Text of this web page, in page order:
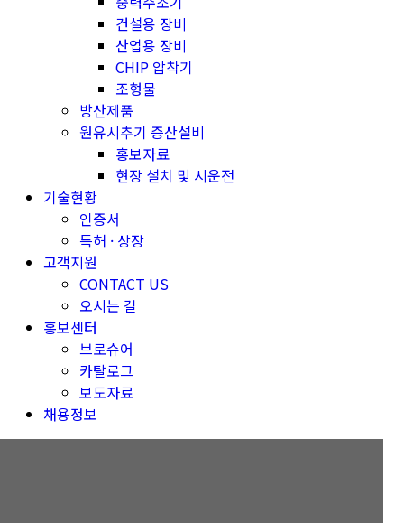
건설용 장비
산업용 장비
CHIP 압착기
조형물
방산제품
원유시추기 증산설비
홍보자료
현장 설치 및 시운전
기술현황
인증서
특허 · 상장
고객지원
CONTACT US
오시는 길
홍보센터
브로슈어
카탈로그
보도자료
채용정보